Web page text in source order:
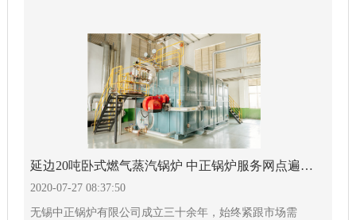
延边20吨卧式燃气蒸汽锅炉 中正锅炉服务网点遍布全球
2020-07-27 08:37:50
无锡中正锅炉有限公司成立三十余年，始终紧跟市场需